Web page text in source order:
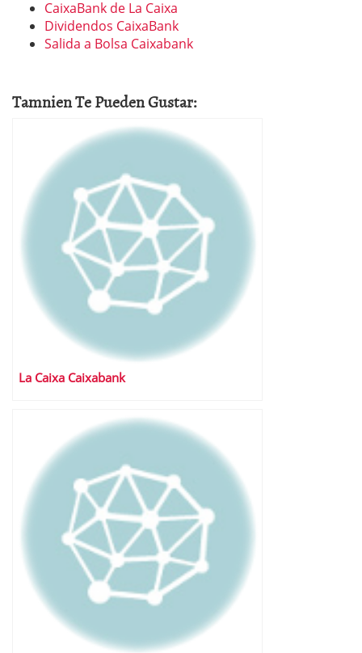
CaixaBank de La Caixa
Dividendos CaixaBank
Salida a Bolsa Caixabank
Tamnien Te Pueden Gustar:
La Caixa Caixabank